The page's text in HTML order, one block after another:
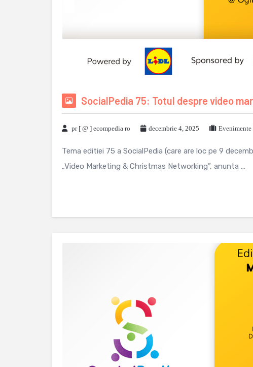
SocialPedia 75: Totul despre video
pr [ @ ] ecompedia ro decembrie 4, 2025
Tema editiei 75 a SocialPedia (care are loc pe 9
„Video Marketing & Christmas Networking”, anunta ...